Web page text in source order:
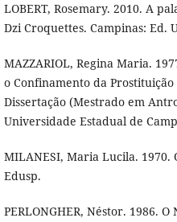
LOBERT, Rosemary. 2010. A
Dzi Croquettes. Campinas: Ed.
MAZZARIOL, Regina Maria.
o Confinamento da
Dissertação (Mestrado em
Universidade Estadual de
MILANESI, Maria Lucila. 1970.
Edusp.
PERLONGHER, Néstor. 1986.